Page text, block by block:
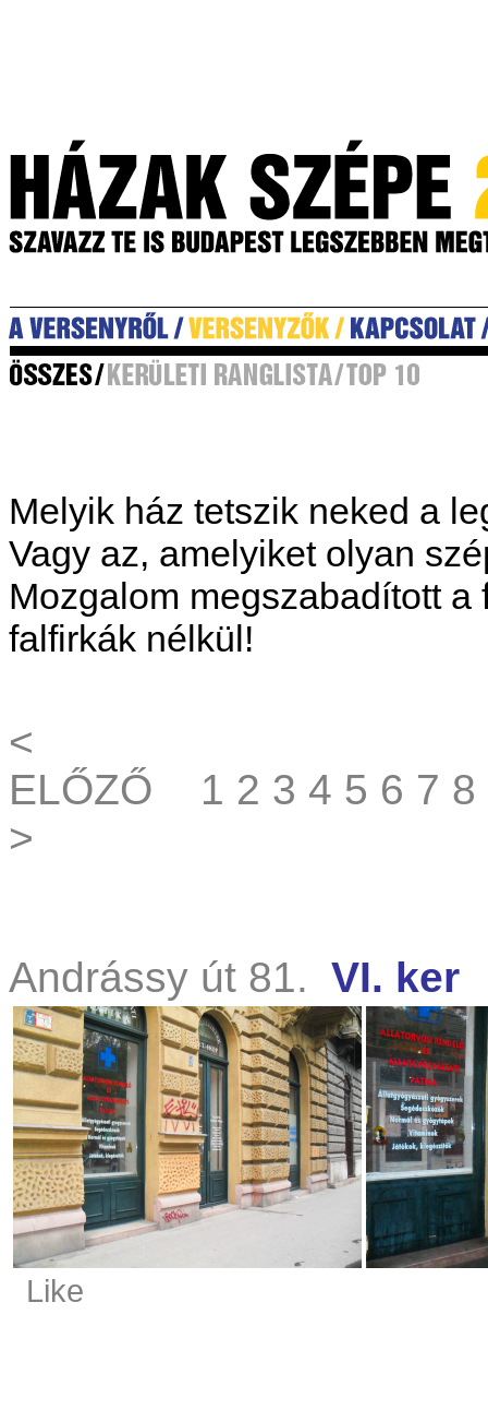
Melyik ház tetszik neked a
Vagy az, amelyiket olyan
Mozgalom megszabadított
falfirkák nélkül!
<
ELŐZŐ
1 2 3 4 5 6 7 8
>
Andrássy út 81. VI. ker
Like